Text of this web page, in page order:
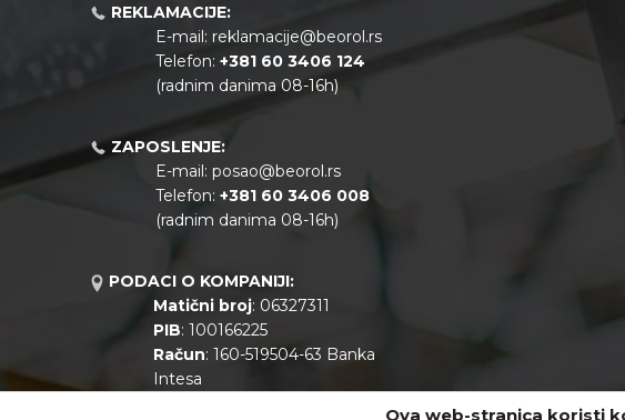
REKLAMACIJE:
E-mail: reklamacije@beorol.rs
Telefon: +381 60 3406 124
(radnim danima 08-16h)
ZAPOSLENJE:
E-mail: posao@beorol.rs
Telefon: +381 60 3406 008
(radnim danima 08-16h)
PODACI O KOMPANIJI:
Matični broj: 06327311
PIB: 100166225
Račun: 160-519504-63 Banka
Intesa
Ova web-stranica koristi